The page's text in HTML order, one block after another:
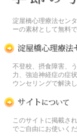
淀屋橋心理療法セン
ーの素材として無料
不登校、摂食障害、
力、強迫神経症の症
ウンセリングで解決し
このサイトに掲載さ
でご自由にお使いくだ